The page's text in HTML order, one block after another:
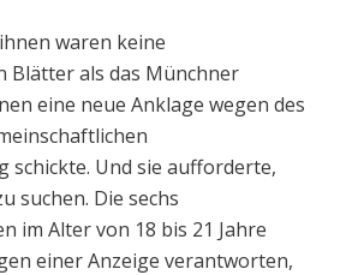
waren keine
Blätter als das Münchner
eine neue Anklage wegen des
schickte. Und sie aufforderte,
suchen. Die sechs
im Alter von 18 bis 21 Jahre
einer Anzeige verantworten,